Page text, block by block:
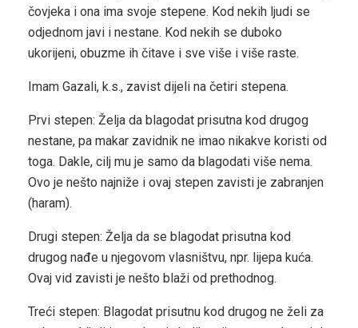
čovjeka i ona ima svoje stepene. Kod nekih ljudi se
odjednom javi i nestane. Kod nekih se duboko
ukorijeni, obuzme ih čitave i sve više i više raste.
Imam Gazali, k.s., zavist dijeli na četiri stepena.
Prvi stepen: Želja da blagodat prisutna kod drugog
nestane, pa makar zavidnik ne imao nikakve koristi od
toga. Dakle, cilj mu je samo da blagodati više nema.
Ovo je nešto najniže i ovaj stepen zavisti je zabranjen
(haram).
Drugi stepen: Želja da se blagodat prisutna kod
drugog nađe u njegovom vlasništvu, npr. lijepa kuća.
Ovaj vid zavisti je nešto blaži od prethodnog.
Treći stepen: Blagodat prisutnu kod drugog ne želi za